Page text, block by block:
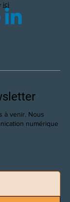
ici
à venir. Nous
numérique